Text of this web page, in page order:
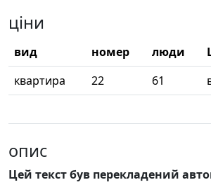
ціни
вид номер люди
квартира
22 61
опис
Цей текст був перекладений